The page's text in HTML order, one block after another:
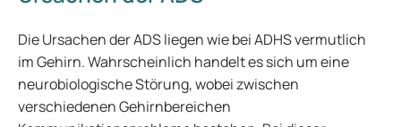
Die Ursachen der ADS liegen wie bei ADHS vermutlich
im Gehirn. Wahrscheinlich handelt es sich um eine
neurobiologische Störung, wobei zwischen
verschiedenen Gehirnbereichen